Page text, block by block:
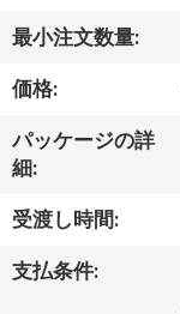
わ
た
し
に
最小注文数量:
価格:
パッケージの詳
細:
受渡し時間:
支払条件: